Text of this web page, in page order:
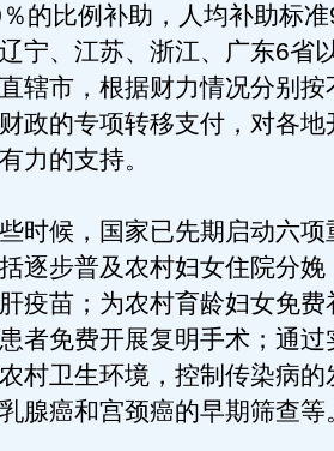
的比例补助，人均补助标
宁、江苏、浙江、广东6省
辖市，根据财力情况分别按
政的专项转移支付，对各地
力的支持。
候，国家已先期启动六项
逐步普及农村妇女住院分
疫苗；为农村育龄妇女免费
者免费开展复明手术；通过
村卫生环境，控制传染病的
腺癌和宫颈癌的早期筛查等